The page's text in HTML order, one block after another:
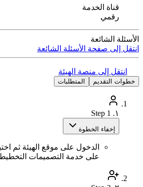
قناة الخدمة
رقمي
الأسئلة الشائعة
انتقل إلى صفحة الأسئلة الشائعة
انتقل إلى منصة الهيئة
خطوات التقديم المتطلبات
١. Step 1
إخفاء الخطوة
الدخول على موقع الهيئة ثم
على خدمة التصميمات